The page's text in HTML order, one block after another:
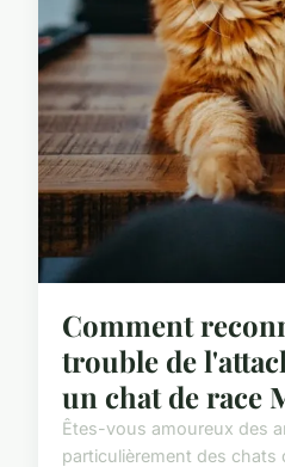
Comment
trouble de
un chat de race
Êtes-vous amoureux des
particulièrement des chats